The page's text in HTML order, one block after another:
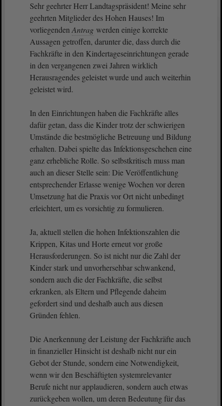
Sehr geehrter Herr Landtagspräsident! Meine sehr
geehrten Mitglieder des Hohen Hauses! Im
vorliegenden Antrag werden einige korrekte
Aussagen getroffen, darunter die, dass durch die
Fachkräfte in den Kindertageseinrichtungen gerade
in den vergangenen zwei Jahren wirklich
Herausragendes geleistet wurde und auch weiterhin
geleistet wird.
In den Einrichtungen haben die Fachkräfte alles
dafür getan, dass die Kinder trotz der schwierigen
Umstände die bestmögliche Betreuung und Bildung
erhalten. Dabei spielte das Infektionsgeschehen eine
ganz erhebliche Rolle. So selbstkritisch muss man
auch an dieser Stelle sein: Die Veröffentlichung
entsprechender Erlasse wenige Wochen vor deren
Umsetzung hat die Praxis vor Ort nicht unbedingt
erleichtert, um es vorsichtig zu formulieren.
Ja, aktuell stellen die hohen Infektionszahlen die
Krippen, Kitas und Horte erneut vor große
Herausforderungen. So ist nicht nur die Zahl der
Kinder stark und unvorhersehbar schwankend,
sondern auch die der Fachkräfte, die selbst
erkranken, als Eltern und Pflegende daheim
gefordert sind und deshalb auch aus diesen
Gründen fehlen.
Die Anerkennung der Leistung der Fachkräfte auch
in finanzieller Hinsicht ist deshalb nicht nur ein
Gebot der Stunde, sondern eine Notwendigkeit,
wenn wir den Beschäftigten systemrelevanter
Berufe nicht nur applaudieren, sondern auch etwas
zurückgeben wollen, um deren Bedeutung für das